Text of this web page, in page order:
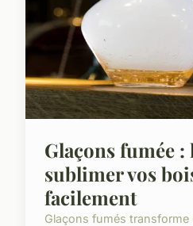
Glaçons fumée :
sublimer vos
facilement
Glaçons fumés